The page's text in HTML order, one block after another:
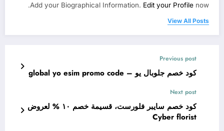
Add your Biographical Information. Edit your Profile now.
View All Posts
Previous post
كود خصم جلوبال يو – global yo esim promo code
Next post
كود خصم سايبر فلورست، قسيمة خصم ١٠ % لعروض
Cyber florist